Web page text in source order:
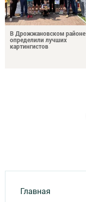
В Дрожжановском районе
определили лучших
картингистов
Главная